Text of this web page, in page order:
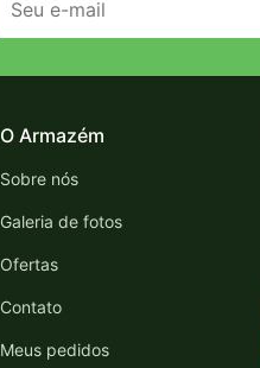
O Armazém
Sobre nós
Galeria de fotos
Ofertas
Contato
Meus pedidos